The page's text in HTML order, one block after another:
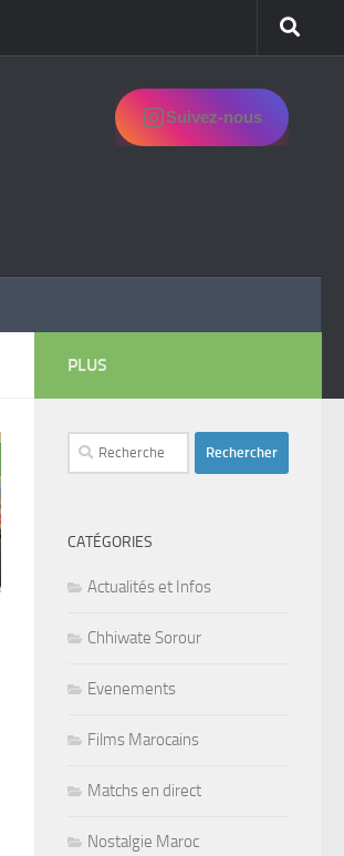
Suivez-nous
PLUS
Rechercher :
CATÉGORIES
Actualités et Infos
Chhiwate Sorour
Evenements
Films Marocains
Matchs en direct
Nostalgie Maroc